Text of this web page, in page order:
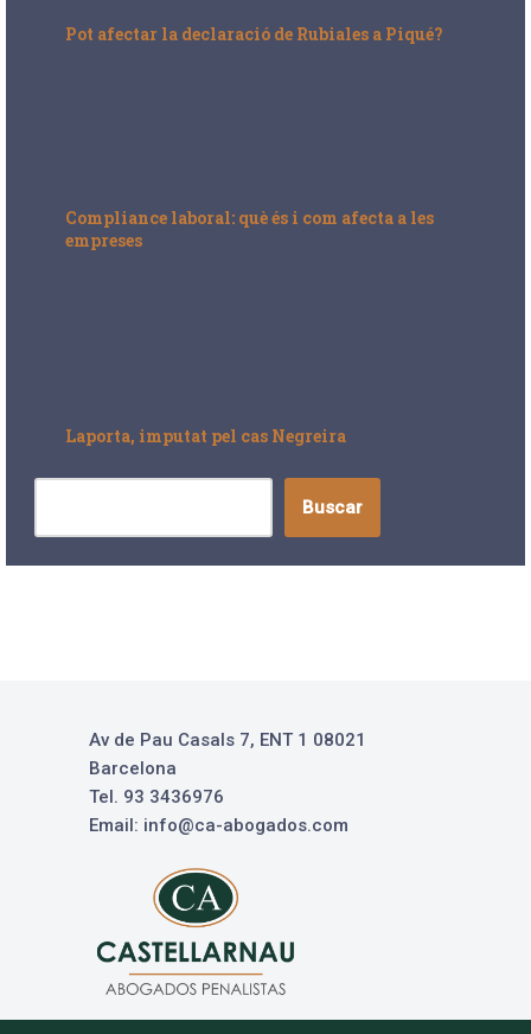
Pot afectar la declaració de Rubiales a Piqué?
Compliance laboral: què és i com afecta a les
empreses
Laporta, imputat pel cas Negreira
Buscar
Av de Pau Casals 7, ENT 1 08021
Barcelona
Tel. 93 3436976
Email: info@ca-abogados.com